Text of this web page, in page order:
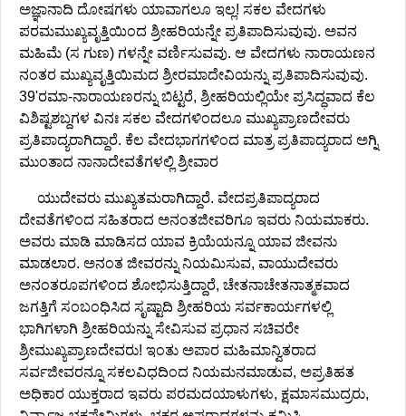
ಅಜ್ಞಾನಾದಿ ದೋಷಗಳು ಯಾವಾಗಲೂ ಇಲ್ಲ! ಸಕಲ ವೇದಗಳು
ಪರಮಮುಖ್ಯವೃತ್ತಿಯಿಂದ ಶ್ರೀಹರಿಯನ್ನೇ ಪ್ರತಿಪಾದಿಸುವುವು. ಅವನ
ಮಹಿಮೆ (ಸ ಗುಣ) ಗಳನ್ನೇ ವರ್ಣಿಸುವವು. ಆ ವೇದಗಳು ನಾರಾಯಣನ
ನಂತರ ಮುಖ್ಯವೃತ್ತಿಯಿಮದ ಶ್ರೀರಮಾದೇವಿಯನ್ನು ಪ್ರತಿಪಾದಿಸುವುವು.
39'ರಮಾ-ನಾರಾಯಣರನ್ನು ಬಿಟ್ಟರೆ, ಶ್ರೀಹರಿಯಲ್ಲಿಯೇ ಪ್ರಸಿದ್ಧವಾದ ಕೆಲ
ವಿಶಿಷ್ಟಶಬ್ದಗಳ ವಿನಃ ಸಕಲ ವೇದಗಳಿಂದಲೂ ಮುಖ್ಯಪ್ರಾಣದೇವರು
ಪ್ರತಿಪಾದ್ಯರಾಗಿದ್ದಾರೆ. ಕೆಲ ವೇದಭಾಗಗಳಿಂದ ಮಾತ್ರ ಪ್ರತಿಪಾದ್ಯರಾದ ಅಗ್ನಿ
ಮುಂತಾದ ನಾನಾದೇವತೆಗಳಲ್ಲಿ ಶ್ರೀವಾರ
ಯುದೇವರು ಮುಖ್ಯತಮರಾಗಿದ್ದಾರೆ. ವೇದಪ್ರತಿಪಾದ್ಯರಾದ
ದೇವತೆಗಳಿಂದ ಸಹಿತರಾದ ಅನಂತಜೀವರಿಗೂ ಇವರು ನಿಯಮಾಕರು.
ಅವರು ಮಾಡಿ ಮಾಡಿಸದ ಯಾವ ಕ್ರಿಯೆಯನ್ನೂ ಯಾವ ಜೀವನು
ಮಾಡಲಾರ. ಅನಂತ ಜೀವರನ್ನು ನಿಯಮಿಸುವ, ವಾಯುದೇವರು
ಅನಂತರೂಪಗಳಿಂದ ಶೋಭಿಸುತ್ತಿದ್ದಾರೆ, ಚೇತನಾಚೇತನಾತ್ಮಕವಾದ
ಜಗತ್ತಿಗೆ ಸಂಬಂಧಿಸಿದ ಸೃಷ್ಟಾದಿ ಶ್ರೀಹರಿಯ ಸರ್ವಕಾರ್ಯಗಳಲ್ಲಿ
ಭಾಗಿಗಳಾಗಿ ಶ್ರೀಹರಿಯನ್ನು ಸೇವಿಸುವ ಪ್ರಧಾನ ಸಚಿವರೇ
ಶ್ರೀಮುಖ್ಯಪ್ರಾಣದೇವರು! ಇಂತು ಅಪಾರ ಮಹಿಮಾನ್ವಿತರಾದ
ಸರ್ವಜೀವರನ್ನೂ ಸಕಲವಿಧದಿಂದ ನಿಯಮನಮಾಡುವ, ಅಪ್ರತಿಹತ
ಅಧಿಕಾರ ಯುಕ್ತರಾದ ಇವರು ಪರಮದಯಾಳುಗಳು, ಕ್ಷಮಾಸಮುದ್ರರು,